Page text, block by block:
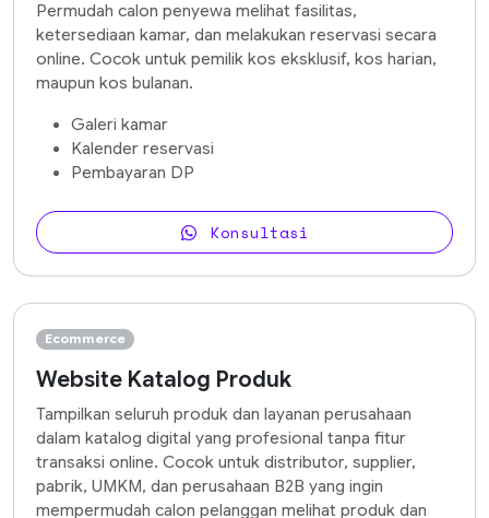
Permudah calon penyewa melihat fasilitas,
ketersediaan kamar, dan melakukan reservasi secara
online. Cocok untuk pemilik kos eksklusif, kos harian,
maupun kos bulanan.
Galeri kamar
Kalender reservasi
Pembayaran DP
Konsultasi
Ecommerce
Website Katalog Produk
Tampilkan seluruh produk dan layanan perusahaan
dalam katalog digital yang profesional tanpa fitur
transaksi online. Cocok untuk distributor, supplier,
pabrik, UMKM, dan perusahaan B2B yang ingin
mempermudah calon pelanggan melihat produk dan